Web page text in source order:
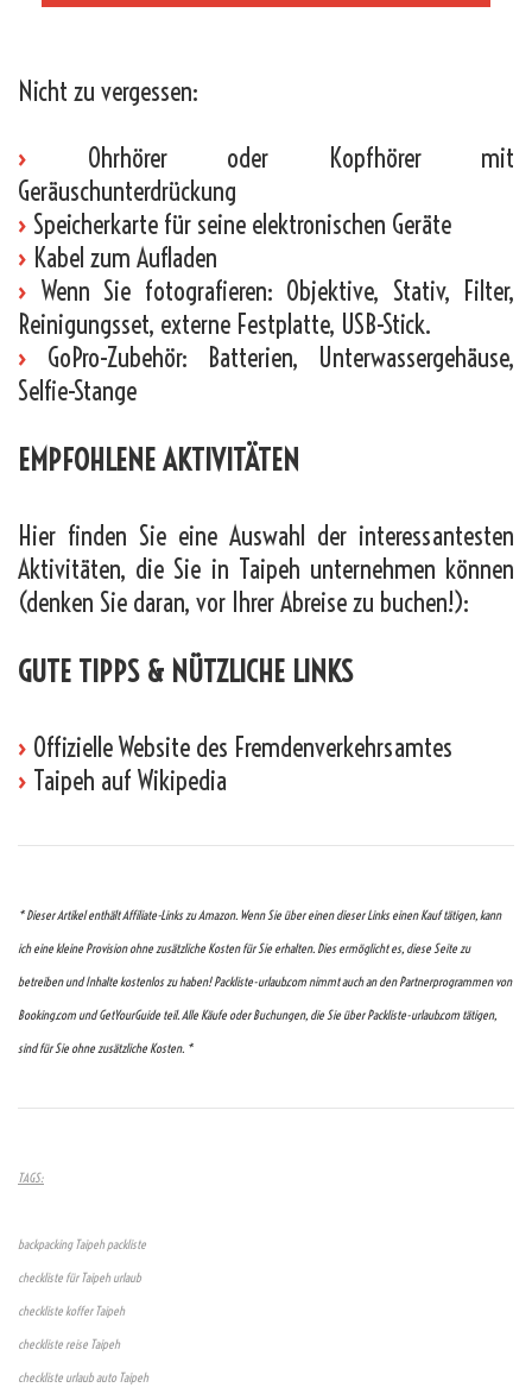
Nicht zu vergessen:
›
Ohrhörer oder Kopfhörer mit
Geräuschunterdrückung
› Speicherkarte für seine elektronischen Geräte
› Kabel zum Aufladen
› Wenn Sie fotografieren: Objektive, Stativ, Filter,
Reinigungsset, externe Festplatte, USB-Stick.
› GoPro-Zubehör: Batterien, Unterwassergehäuse,
Selfie-Stange
EMPFOHLENE AKTIVITÄTEN
Hier finden Sie eine Auswahl der interessantesten
Aktivitäten, die Sie in Taipeh unternehmen können
(denken Sie daran, vor Ihrer Abreise zu buchen!):
GUTE TIPPS & NÜTZLICHE LINKS
› Offizielle Website des Fremdenverkehrsamtes
› Taipeh auf Wikipedia
* Dieser Artikel enthält Affiliate-Links zu Amazon. Wenn Sie über einen dieser Links einen Kauf tätigen, kann
ich eine kleine Provision ohne zusätzliche Kosten für Sie erhalten. Dies ermöglicht es, diese Seite zu
betreiben und Inhalte kostenlos zu haben! Packliste-urlaub.com nimmt auch an den Partnerprogrammen von
Booking.com und GetYourGuide teil. Alle Käufe oder Buchungen, die Sie über Packliste-urlaub.com tätigen,
sind für Sie ohne zusätzliche Kosten. *
TAGS:
backpacking Taipeh packliste
checkliste für Taipeh urlaub
checkliste koffer Taipeh
checkliste reise Taipeh
checkliste urlaub auto Taipeh